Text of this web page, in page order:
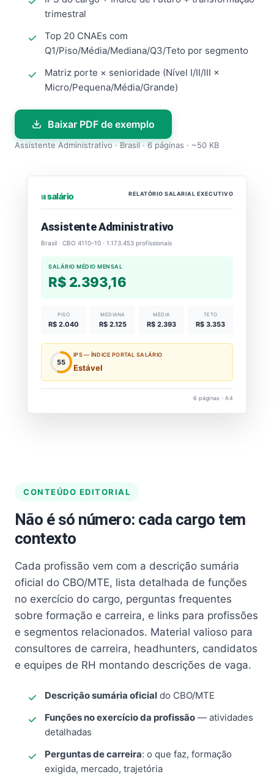
trimestral
Top 20 CNAEs com
Q1/Piso/Média/Mediana/Q3/Teto por segmento
Matriz porte × senioridade (Nível I/II/III ×
Micro/Pequena/Média/Grande)
Baixar PDF de exemplo
Assistente Administrativo · Brasil · 6 páginas · ~50 KB
⏐⏐⏐ salário RELATÓRIO SALARIAL EXECUTIVO
Assistente Administrativo
Brasil · CBO 4110-10 · 1.173.453 profissionais
SALÁRIO MÉDIO MENSAL
R$ 2.393,16
PISO
R$ 2.040
MEDIANA
R$ 2.125
MÉDIA
R$ 2.393
TETO
R$ 3.353
55
IPS — ÍNDICE PORTAL SALÁRIO
Estável
6 páginas · A4
CONTEÚDO EDITORIAL
Não é só número: cada cargo tem
contexto
Cada profissão vem com a descrição sumária
oficial do CBO/MTE, lista detalhada de funções
no exercício do cargo, perguntas frequentes
sobre formação e carreira, e links para profissões
e segmentos relacionados. Material valioso para
consultores de carreira, headhunters, candidatos
e equipes de RH montando descrições de vaga.
Descrição sumária oficial do CBO/MTE
Funções no exercício da profissão — atividades
detalhadas
Perguntas de carreira: o que faz, formação
exigida, mercado, trajetória